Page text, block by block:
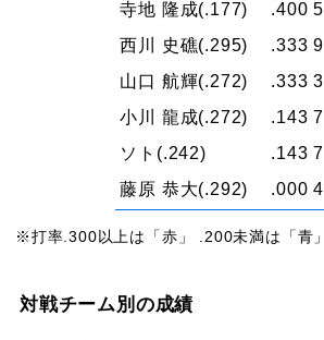
寺地 隆成(.177) .400 5
西川 史礁(.295) .333 9
山口 航輝(.272) .333 3
小川 龍成(.272) .143 7
ソト (.242) .143 7
藤原 恭大(.292) .000 4
※打率.300以上は「赤」 .200未満は「青」
対戦チーム別の成績